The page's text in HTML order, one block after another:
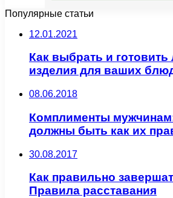
Популярные статьи
12.01.2021
Как выбрать и
изделия для ваших
08.06.2018
Комплименты
должны быть как их
30.08.2017
Как правильно
Правила расставания